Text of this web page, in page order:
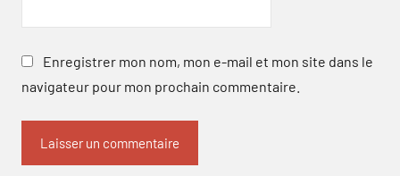
Enregistrer mon nom, mon e-mail et mon site dans le
navigateur pour mon prochain commentaire.